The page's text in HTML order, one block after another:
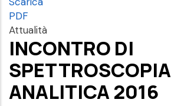
PDF
Attualità
INCONTRO DI
SPETTROSCOPIA
ANALITICA 2016